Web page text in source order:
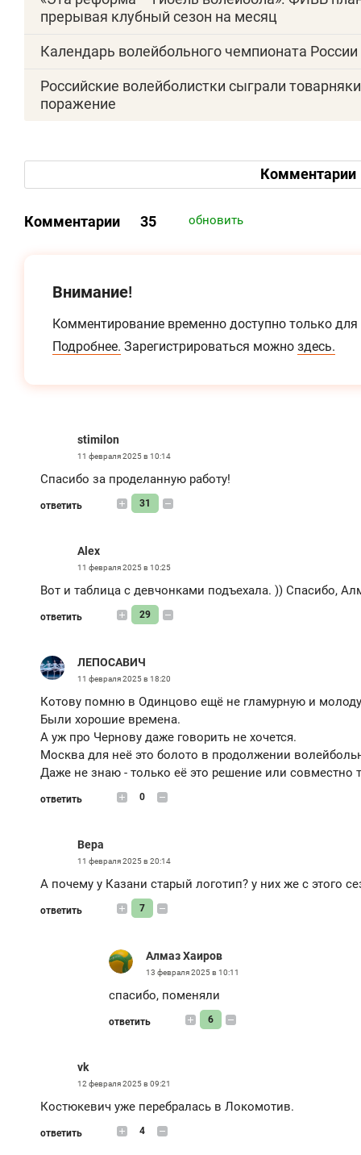
прерывая клубный сезон на месяц
Календарь волейбольного чемпионата
Российские волейболистки сыграли
поражение
Комментарии
Комментарии 35 обновить
Внимание!
Комментирование временно доступно только для
Подробнее. Зарегистрироваться можно здесь.
stimilon
11 февраля 2025 в 10:14
Спасибо за проделанную работу!
ответить 31
Alex
11 февраля 2025 в 10:25
Вот и таблица с девчонками подъехала. )) Спасибо,
ответить 29
ЛЕПОСАВИЧ
11 февраля 2025 в 18:20
Котову помню в Одинцово ещё не гламурную и
Были хорошие времена.
А уж про Чернову даже говорить не хочется.
Москва для неё это болото в продолжении
Даже не знаю - только её это решение или совместно
ответить 0
Вера
11 февраля 2025 в 20:14
А почему у Казани старый логотип? у них же с этого
ответить 7
Алмаз Хаиров
13 февраля 2025 в 10:11
спасибо, поменяли
ответить 6
vk
12 февраля 2025 в 09:21
Костюкевич уже перебралась в Локомотив.
ответить 4